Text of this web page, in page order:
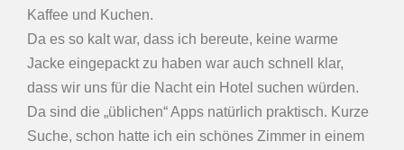
Kaffee und Kuchen.
Da es so kalt war, dass ich bereute, keine warme
Jacke eingepackt zu haben war auch schnell klar,
dass wir uns für die Nacht ein Hotel suchen würden.
Da sind die „üblichen“ Apps natürlich praktisch. Kurze
Suche, schon hatte ich ein schönes Zimmer in einem